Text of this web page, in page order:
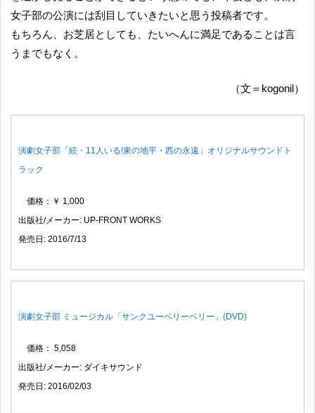
女子部の公演には刮目していきたいと思う投稿者です。
もちろん、お芝居としても、たいへんに満足であることは言
うまでもなく。
（文＝kogonil）
演劇女子部「続・11人いる!東の地平・西の永遠」オリジナルサウンドト
ラック
価格：￥ 1,000
出版社/メーカー: UP-FRONT WORKS
発売日: 2016/7/13
演劇女子部 ミュージカル「サンクユーベリーベリー」(DVD)
価格： 5,058
出版社/メーカー: ダイキサウンド
発売日: 2016/02/03